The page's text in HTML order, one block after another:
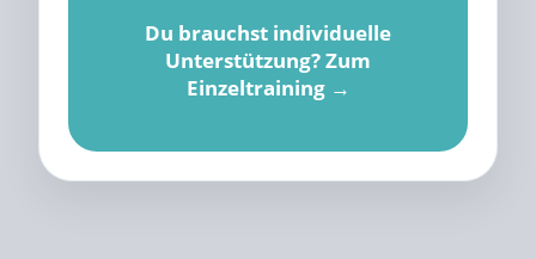
Du brauchst individuelle
Unterstützung? Zum
Einzeltraining →